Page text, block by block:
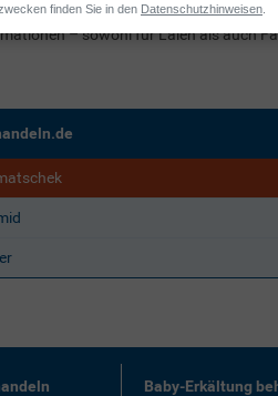
verständlich
– sowohl für Laien als auch
Baby-Erkältung